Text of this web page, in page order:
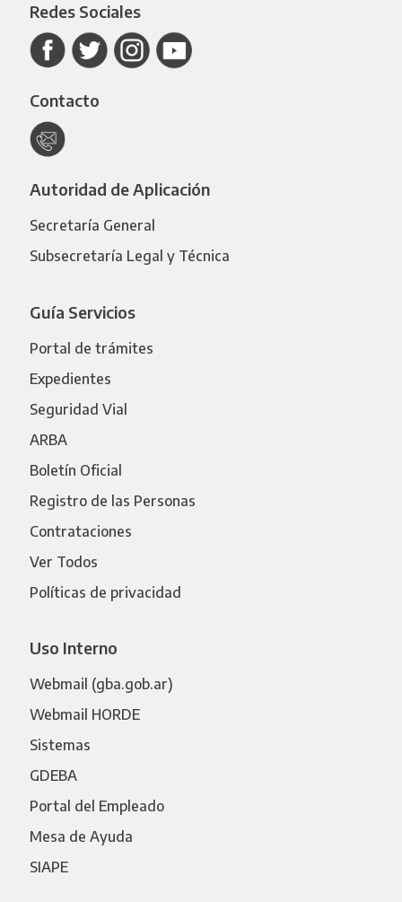
Redes Sociales
Contacto
Autoridad de Aplicación
Secretaría General
Subsecretaría Legal y Técnica
Guía Servicios
Portal de trámites
Expedientes
Seguridad Vial
ARBA
Boletín Oficial
Registro de las Personas
Contrataciones
Ver Todos
Políticas de privacidad
Uso Interno
Webmail (gba.gob.ar)
Webmail HORDE
Sistemas
GDEBA
Portal del Empleado
Mesa de Ayuda
SIAPE